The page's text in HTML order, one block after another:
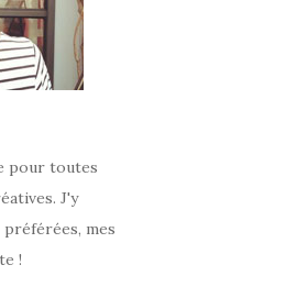
pour toutes
J'y
mes
!